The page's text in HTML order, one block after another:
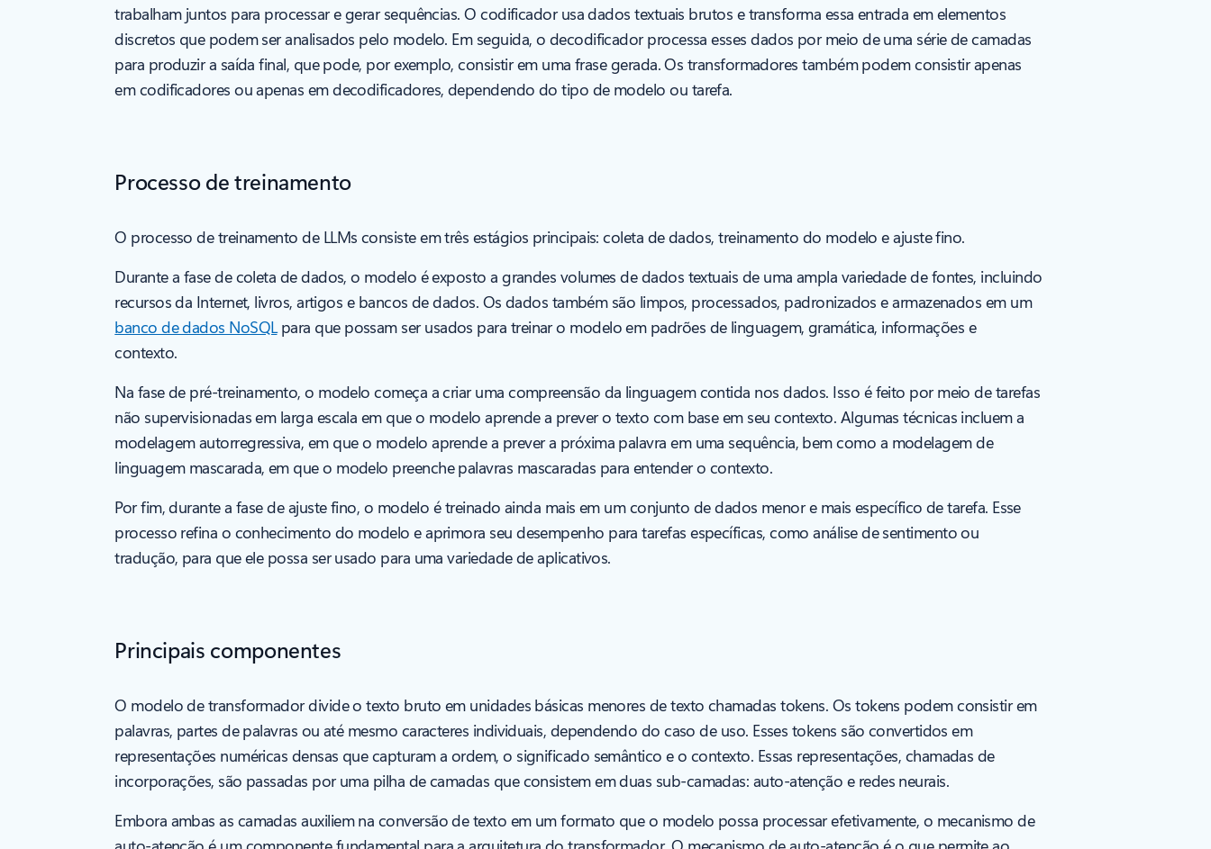
trabalham juntos para processar e gerar sequências. O codificador usa dados textuais brutos e transforma essa entrada em elementos
discretos que podem ser analisados pelo modelo. Em seguida, o decodificador processa esses dados por meio de uma série de camadas
para produzir a saída final, que pode, por exemplo, consistir em uma frase gerada. Os transformadores também podem consistir apenas
em codificadores ou apenas em decodificadores, dependendo do tipo de modelo ou tarefa.
Processo de treinamento
O processo de treinamento de LLMs consiste em três estágios principais: coleta de dados, treinamento do modelo e ajuste fino.
Durante a fase de coleta de dados, o modelo é exposto a grandes volumes de dados textuais de uma ampla variedade de fontes, incluindo
recursos da Internet, livros, artigos e bancos de dados. Os dados também são limpos, processados, padronizados e armazenados em um
banco de dados NoSQLpara que possam ser usados para treinar o modelo em padrões de linguagem, gramática, informações e
contexto.
Na fase de pré-treinamento, o modelo começa a criar uma compreensão da linguagem contida nos dados. Isso é feito por meio de tarefas
não supervisionadas em larga escala em que o modelo aprende a prever o texto com base em seu contexto. Algumas técnicas incluem a
modelagem autorregressiva, em que o modelo aprende a prever a próxima palavra em uma sequência, bem como a modelagem de
linguagem mascarada, em que o modelo preenche palavras mascaradas para entender o contexto.
Por fim, durante a fase de ajuste fino, o modelo é treinado ainda mais em um conjunto de dados menor e mais específico de tarefa. Esse
processo refina o conhecimento do modelo e aprimora seu desempenho para tarefas específicas, como análise de sentimento ou
tradução, para que ele possa ser usado para uma variedade de aplicativos.
Principais componentes
O modelo de transformador divide o texto bruto em unidades básicas menores de texto chamadas tokens. Os tokens podem consistir em
palavras, partes de palavras ou até mesmo caracteres individuais, dependendo do caso de uso. Esses tokens são convertidos em
representações numéricas densas que capturam a ordem, o significado semântico e o contexto. Essas representações, chamadas de
incorporações, são passadas por uma pilha de camadas que consistem em duas sub-camadas: auto-atenção e redes neurais.
Embora ambas as camadas auxiliem na conversão de texto em um formato que o modelo possa processar efetivamente, o mecanismo de